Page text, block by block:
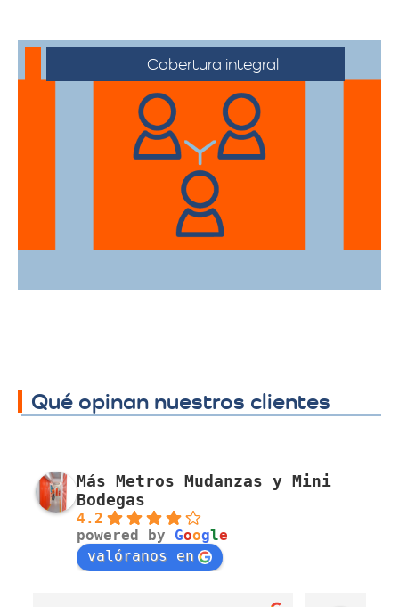
Cobertura integral
Ofrecemos servicios de trasteos en toda
la ciudad de Magangué, facilitando su
traslado a cualquier sector.
Qué opinan nuestros clientes
Más Metros Mudanzas y Mini
Bodegas
4.2
powered by Google
valóranos en